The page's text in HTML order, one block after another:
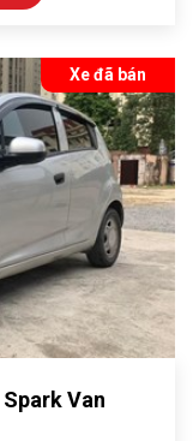
Xe đã bán
Van